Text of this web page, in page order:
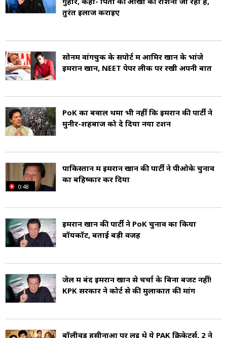
था (Imran Khan age). उनके माता-पिता का नाम
शौकत खानम और इकरमुल्लाह खान नियाजी है (Imran
Khan parents). इमरान ने लाहौर में ऐचीसन कॉलेज,
कैथेड्रल स्कूल और इंग्लैंड में रॉयल ग्रामर स्कूल वर्सेस्टर में
पढ़ाई की. उन्होंने केबल कॉलेज, ऑक्सफोर्ड में सेकेंड
डिविजन से राजनीतिशास्त्र और थर्ड डिविजन से अर्थशास्त्र
इमरान ने अपने टेस्ट करियर में 88 मुकाबलों में 362
विकेट लिए और 3807 रन बनाए. उन्होंने अपने वनडे
करियर में 175 मैच खेले जिसमें 182 विकेट और 3709
रन उनके नाम हैं. इमरान 1971 से 1992 तक इंटरनेशनल
पाकिस्तान क्रिकेट टीम की कप्तानी की. इमरान की
कप्तानी में पाकिस्तान ने 1992 क्रिकेट वर्ल्ड कप जीता था
तुरंत इलाज कराइए
सोनम वांगचुक के सपोर्ट में आमिर खान के भांजे
इमरान खान, NEET पेपर लीक पर रखी अपनी बात
PoK का बवाल थमा भी नहीं कि इमरान की पार्टी ने
मुनीर-शहबाज को दे दिया नया टेंशन
0:48
पाकिस्तान में इमरान खान की पार्टी ने पीओके चुनाव
का बहिष्कार कर दिया
इमरान खान की पार्टी ने PoK चुनाव का किया
बॉयकॉट, बताई बड़ी वजह
जेल में बंद इमरान खान से चर्चा के बिना बजट नहीं!
KPK सरकार ने कोर्ट से की मुलाकात की मांग
बॉलीवुड हसीनाओं पर लट्टू थे ये PAK क्रिकेटर्स, 2 ने